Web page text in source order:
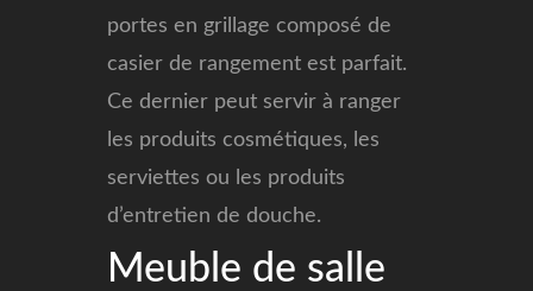
portes en grillage composé de
casier de rangement est parfait.
Ce dernier peut servir à ranger
les produits cosmétiques, les
serviettes ou les produits
d’entretien de douche.
Meuble de salle